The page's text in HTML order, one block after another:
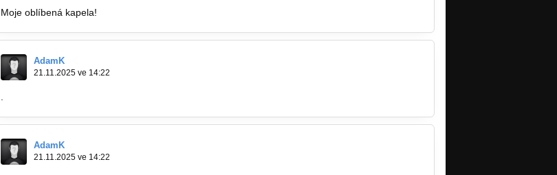
Moje oblíbená kapela!
AdamK
21.11.2025 ve 14:22
.
AdamK
21.11.2025 ve 14:22